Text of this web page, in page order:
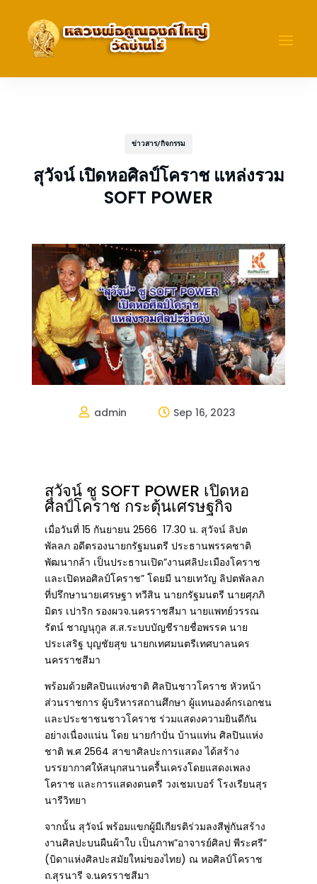
ข่าวสาร/กิจกรรม
สุวัจน์ เปิดหอศิลป์โคราช แหล่งรวม
SOFT POWER
 admin  Sep 16, 2023
สุวัจน์ ชู SOFT POWER เปิดหอ
ศิลป์โคราช กระตุ้นเศรษฐกิจ
เมื่อวันที่ 15 กันยายน 2566 17.30 น. สุวัจน์ ลิปต
พัลลภ อดีตรองนายกรัฐมนตรี ประธานพรรคชาติ
พัฒนากล้า เป็นประธานเปิด”งานศลิปะเมืองโคราช
และเปิดหอศิลป์โคราช” โดยมี นายเทวัญ ลิปตพัลลภ
ที่ปรึกษานายเศรษฐา ทวีสิน นายกรัฐมนตรี นายศุภภิ
มิตร เปาริก รองผวจ.นครราชสีมา นายแพทย์วรรณ
รัตน์ ชาญนุกูล ส.ส.ระบบบัญชีรายชื่อพรรค นาย
ประเสริฐ บุญชัยสุข นายกเทศมนตรีเทศบาลนคร
นครราชสีมา
พร้อมด้วยศิลปินแห่งชาติ ศิลปินชาวโคราช หัวหน้า
ส่วนราชการ ผู้บริหารสถานศึกษา ผู้แทนองค์กรเอกชน
และประชาชนชาวโคราช ร่วมแสดงความยินดีกัน
อย่างเนื่องแน่น โดย นายกำปั่น บ้านแท่น ศิลปินแห่ง
ชาติ พ.ศ 2564 สาขาศิลปะการแสดง ได้สร้าง
บรรยากาศให้สนุกสนานครื้นเครงโดยแสดงเพลง
โคราช และการแสดงดนตรี วงเชมเบอร์ โรงเรียนสุร
นารีวิทยา
จากนั้น สุวัจน์ พร้อมแขกผู้มีเกียรติร่วมลงสีพู่กันสร้าง
งานศิลปะบนผืนผ้าใบ เป็นภาพ”อาจารย์ศิลป พีระศรี”
(บิดาแห่งศิลปะสมัยใหม่ของไทย) ณ หอศิลป์โคราช
ถ.สุรนารี จ.นครราชสีมา